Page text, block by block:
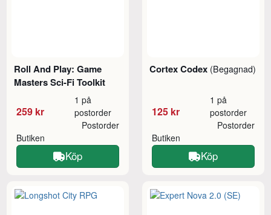
Roll And Play: Game
Masters Sci-Fi Toolkit
259 kr
1 på
postorder
Butiken
Postorder
Köp
Cortex Codex (Begagnad)
125 kr
1 på
postorder
Butiken
Postorder
Köp